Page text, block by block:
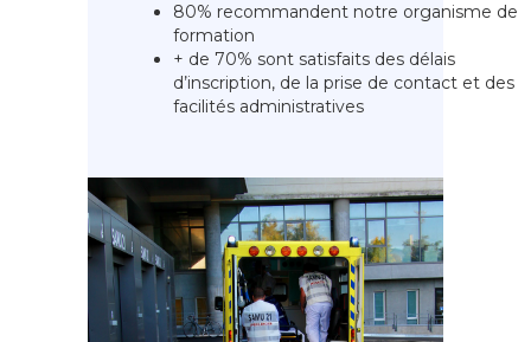
80% recommandent notre organisme de
formation
+ de 70% sont satisfaits des délais
d’inscription, de la prise de contact et des
facilités administratives